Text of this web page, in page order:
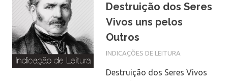
Destruição dos Seres
Vivos uns pelos
Outros
INDICAÇÕES DE LEITURA
Destruição dos Seres Vivos